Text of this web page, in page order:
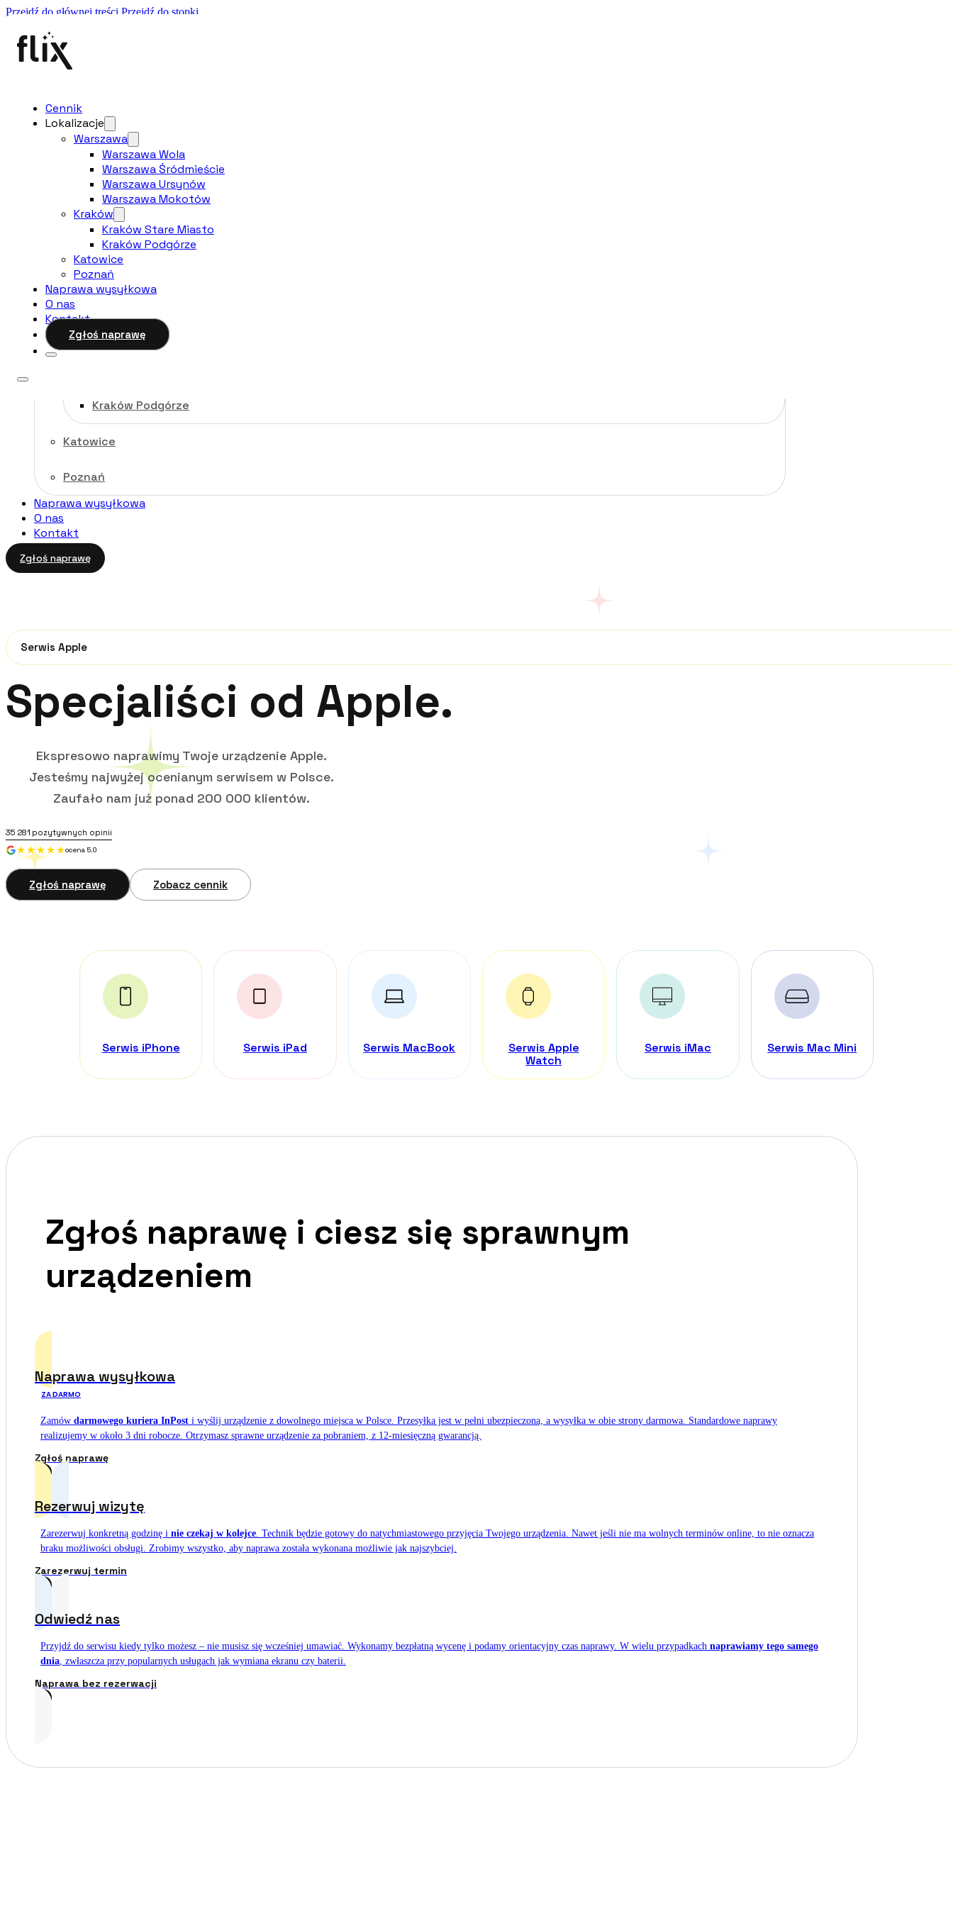
Przejdź do głównej treści Przejdź do stopki
Naprawa wysyłkowa
577 397 907
Cennik
Lokalizacje
Warszawa
Warszawa Wola
Warszawa Śródmieście
Warszawa Ursynów
Warszawa Mokotów
Kraków
Kraków Podgórze
Katowice
Poznań
Naprawa wysyłkowa
O nas
Kontakt
Zgłoś naprawę
Serwis Apple
Specjaliści od Apple.
Ekspresowo naprawimy Twoje urządzenie Apple.
Jesteśmy najwyżej ocenianym serwisem w Polsce.
Zaufało nam już ponad 200 000 klientów.
35 281 pozytywnych opinii
ocena 5.0
Zgłoś naprawę Zobacz cennik
Serwis iPhone Serwis iPad Serwis MacBook
Serwis Apple
Watch
Serwis iMac Serwis Mac Mini
Zgłoś naprawę i ciesz się sprawnym
urządzeniem
Naprawa wysyłkowa
ZA DARMO
Zamów darmowego kuriera InPost i wyślij urządzenie z dowolnego miejsca w Polsce. Przesyłka jest w pełni ubezpieczona, a wysyłka w obie strony darmowa. Standardowe naprawy
realizujemy w około 3 dni robocze. Otrzymasz sprawne urządzenie za pobraniem, z 12-miesięczną gwarancją.
Zgłoś naprawę
Rezerwuj wizytę
Zarezerwuj konkretną godzinę i nie czekaj w kolejce . Technik będzie gotowy do natychmiastowego przyjęcia Twojego urządzenia. Nawet jeśli nie ma wolnych terminów online, to nie oznacza
braku możliwości obsługi. Zrobimy wszystko, aby naprawa została wykonana możliwie jak najszybciej.
Zarezerwuj termin
Odwiedź nas
Przyjdź do serwisu kiedy tylko możesz – nie musisz się wcześniej umawiać. Wykonamy bezpłatną wycenę i podamy orientacyjny czas naprawy. W wielu przypadkach naprawiamy tego samego
dnia , zwłaszcza przy popularnych usługach jak wymiana ekranu czy baterii.
Naprawa bez rezerwacji
Cennik
Lokalizacje
Warszawa
Warszawa Wola
Warszawa Śródmieście
Warszawa Ursynów
Warszawa Mokotów
Kraków
Kraków Stare Miasto
Kraków Podgórze
Katowice
Poznań
Naprawa wysyłkowa
O nas
Kontakt
Zgłoś naprawę